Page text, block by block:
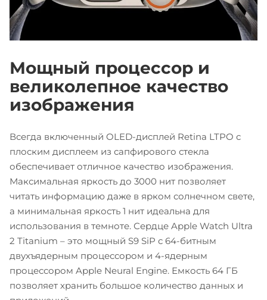
Мощный процессор и
великолепное качество
изображения
Всегда включенный OLED-дисплей Retina LTPO с
плоским дисплеем из сапфирового стекла
обеспечивает отличное качество изображения.
Максимальная яркость до 3000 нит позволяет
читать информацию даже в ярком солнечном свете,
а минимальная яркость 1 нит идеальна для
использования в темноте. Сердце Apple Watch Ultra
2 Titanium – это мощный S9 SiP с 64-битным
двухъядерным процессором и 4-ядерным
процессором Apple Neural Engine. Емкость 64 ГБ
позволяет хранить большое количество данных и